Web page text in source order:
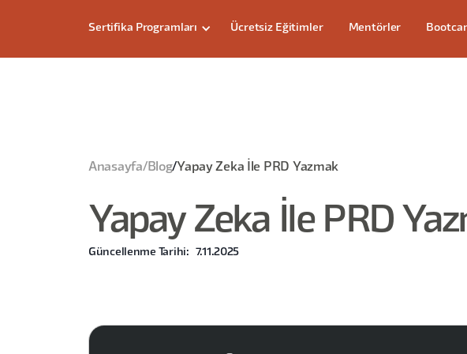
Sertifika Programları Ücretsiz Eğitimler Mentörler
Anasayfa/ Blog/ Yapay Zeka İle PRD Yazmak
Yapay Zeka İle PRD
Güncellenme Tarihi: 7.11.2025